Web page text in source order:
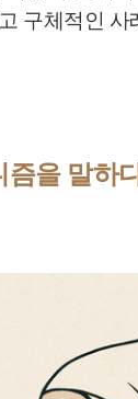
구체적인
즘을 말하